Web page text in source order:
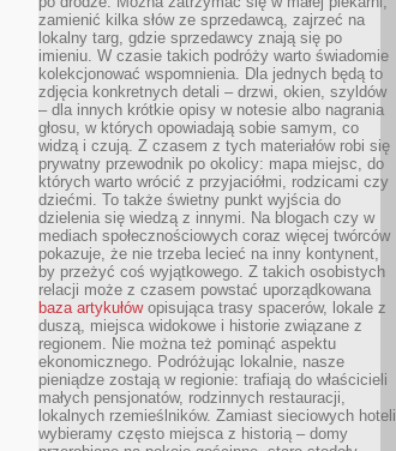
zamienić kilka słów ze sprzedawcą, zajrzeć na
lokalny targ, gdzie sprzedawcy znają się po
imieniu. W czasie takich podróży warto świadomie
kolekcjonować wspomnienia. Dla jednych będą to
zdjęcia konkretnych detali – drzwi, okien, szyldów
– dla innych krótkie opisy w notesie albo nagrania
głosu, w których opowiadają sobie samym, co
widzą i czują. Z czasem z tych materiałów robi się
prywatny przewodnik po okolicy: mapa miejsc, do
których warto wrócić z przyjaciółmi, rodzicami czy
dziećmi. To także świetny punkt wyjścia do
dzielenia się wiedzą z innymi. Na blogach czy w
mediach społecznościowych coraz więcej twórców
pokazuje, że nie trzeba lecieć na inny kontynent,
by przeżyć coś wyjątkowego. Z takich osobistych
relacji może z czasem powstać uporządkowana
baza artykułówopisująca trasy spacerów, lokale z
duszą, miejsca widokowe i historie związane z
regionem. Nie można też pominąć aspektu
ekonomicznego. Podróżując lokalnie, nasze
pieniądze zostają w regionie: trafiają do właścicieli
małych pensjonatów, rodzinnych restauracji,
lokalnych rzemieślników. Zamiast sieciowych hoteli
wybieramy często miejsca z historią – domy